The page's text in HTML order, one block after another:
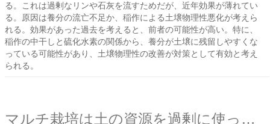
る。これは過剰なリンや石灰を流すためだが、近年効果が薄れてい
る。原因は養分の流亡不足か、稲作による土壌物理性悪化が考えら
れる。効果があった過去を考えると、前者の可能性が高い。特に、
稲作の中干しと硫化水素の関係から、養分が土壌に残留しやすくな
っている可能性があり、土壌物理性の改善が対策として有効と考え
られる。
マルチ栽培は土の資源を過剰に使ってしまう